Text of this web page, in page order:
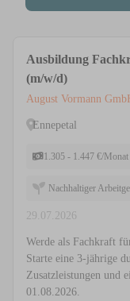
Ausbildung
(m/w/d)
August Vormann
Ennepetal
1.305 - 1.447 €/Monat
Nachhaltiger
29.07.2026
Werde als Fachkraft
Starte eine 3-jährige
Zusatzleistungen und
01.08.2026.